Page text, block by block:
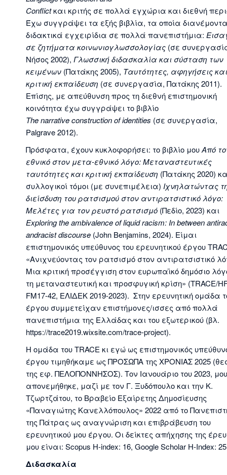
Conflictκαι κριτής σε πολλά εγχώρια και διεθνή
Έχω συγγράψει τα εξής βιβλία, τα οποία
διδακτικά εγχειρίδια σε πολλά πανεπιστήμια:
σε ζητήματα κοινωνιογλωσσολογίας(σε
Νήσος 2002), Γλωσσική διδασκαλία και σύσταση των
κειμένων (Πατάκης 2005), Ταυτότητες, αφηγήσεις και
κριτική εκπαίδευση (σε συνεργασία, Πατάκης 2011).
Επίσης, με απεύθυνση προς τη διεθνή επιστημονική
κοινότητα έχω συγγράψει το βιβλίο
The narrative construction of identities (σε συνεργασία,
Palgrave 2012).
Πρόσφατα, έχουν κυκλοφορήσει: το βιβλίο μουΑπό
εθνικό στον μετα-εθνικό λόγο: Μεταναστευτικές
ταυτότητες και κριτική εκπαίδευση (Πατάκης 2020)
συλλογικοί τόμοι (με συνεπιμέλεια) Ιχνηλατώντας
διείσδυση του ρατσισμού στον αντιρατσιστικό λόγο:
Μελέτες για τον ρευστό ρατσισμό(Πεδίο, 2023) και
Exploring theambivalence ofliquidracism: In between
andracist discourse(John Benjamins, 2024). Είμαι
επιστημονικός υπεύθυνος του ερευνητικού έργου
«Ανιχνεύοντας τον ρατσισμό στον αντιρατσιστικό
Μια κριτική προσέγγιση στον ευρωπαϊκό δημόσιο
τη μεταναστευτική και προσφυγική κρίση» (TRACE/
FM17-42, ΕΛΙΔΕΚ 2019-2023). Στην ερευνητική ομάδα
έργου συμμετείχαν επιστήμονες/ισσες από πολλά
πανεπιστήμια της Ελλάδας και του εξωτερικού (βλ.
https://trace2019.wixsite.com/trace-project).
Η ομάδα του TRACE κι εγώ ως επιστημονικός
έργου τιμηθήκαμε ως ΠΡΟΣΩΠΑ της ΧΡΟΝΙΑΣ 2025
της εφ. ΠΕΛΟΠΟΝΝΗΣΟΣ). Τον Ιανουάριο του 2023, μου
απονεμήθηκε, μαζί με τον Γ. Ξυδόπουλο και την Κ.
Τζωρτζάτου, το Βραβείο Εξαίρετης Δημοσίευσης
«Παναγιώτης Κανελλόπουλος» 2022 από το
της Πάτρας ως αναγνώριση και επιβράβευση του
ερευνητικού μου έργου. Οι δείκτες απήχησης της
μου είναι: Scopus H-index: 16, Google Scholar H-Index:
Διδασκαλία